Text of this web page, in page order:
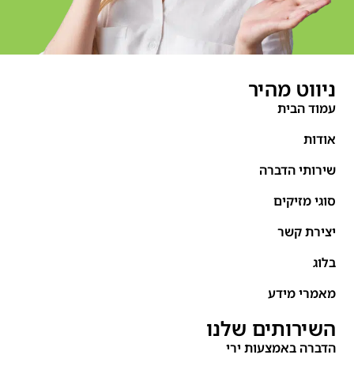
ניווט מהיר
עמוד הבית
אודות
שירותי הדברה
סוגי מזיקים
יצירת קשר
בלוג
מאמרי מידע
השירותים שלנו
הדברה באמצעות ירי